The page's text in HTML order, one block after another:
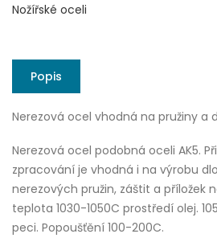
Nožířské oceli
Popis
Nerezová ocel vhodná na pružiny a
Nerezová ocel podobná oceli AK5.
zpracování je vhodná i na výrobu
nerezových pružin, záštit a příložek
teplota 1030-1050C prostředí olej.
peci. Popoušťění 100-200C.